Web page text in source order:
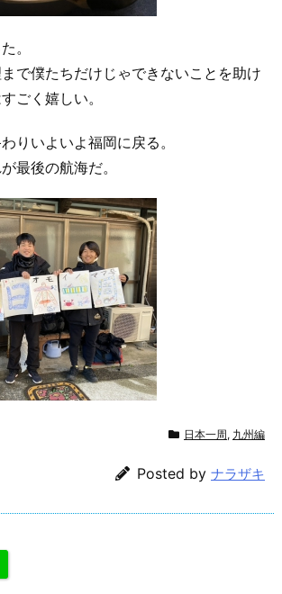
。
で僕たちだけじゃできないことを助け
ごく嬉しい。
りいよいよ福岡に戻る。
最後の航海だ。
日本一周, 九州編
Posted by ナラザキ